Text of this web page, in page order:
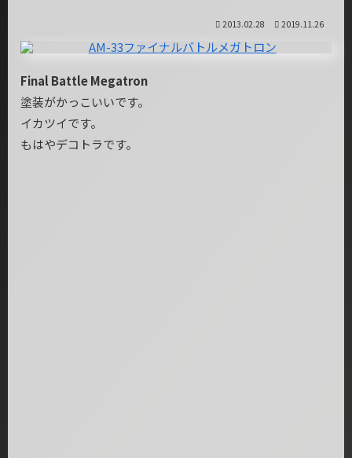
2013.02.28 2019.11.26
Final Battle Megatron
塗装がかっこいいです。
イカツイです。
もはやデコトラです。